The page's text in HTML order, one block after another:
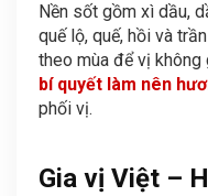
Nền sốt gồm xì dầu,
quế lộ, quế, hồi và
theo mùa để vị không
bí quyết làm nên
phối vị.
Gia vị Việt –